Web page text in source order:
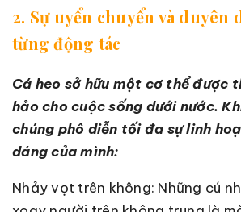
2. Sự uyển chuyển và duyên
từng động tác
Cá heo sở hữu một cơ thể được
hảo cho cuộc sống dưới nước.
chúng phô diễn tối đa sự linh
dáng của mình:
Nhảy vọt trên không: Những cú